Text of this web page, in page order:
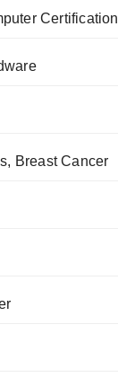
Certification
Breast Cancer